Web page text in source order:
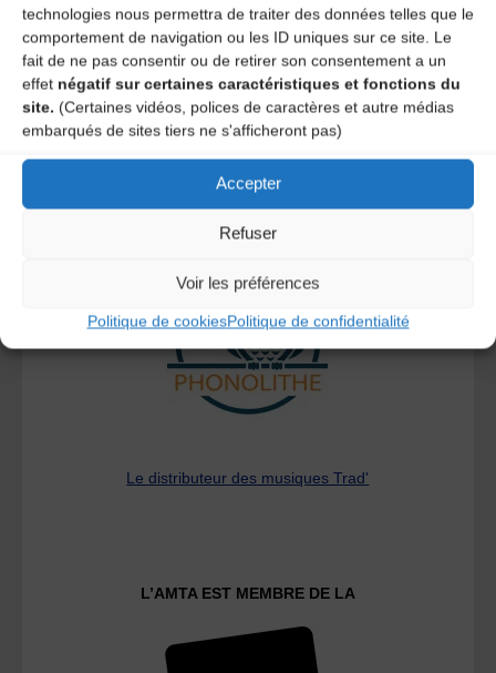
technologies nous permettra de traiter des données telles que le
comportement de navigation ou les ID uniques sur ce site. Le
fait de ne pas consentir ou de retirer son consentement a un
effet négatif sur certaines caractéristiques et fonctions du
site. (Certaines vidéos, polices de caractères et autre médias
embarqués de sites tiers ne s'afficheront pas)
Accepter
Refuser
Voir les préférences
Politique de cookiesPolitique de confidentialité
Ce site utilise Akismet pour réduire les indésirables.En
savoir plus sur la façon dont les données de vos
commentaires sont traitées .
A DECOUVRIR :
Le distributeur des musiques Trad'
L’AMTA EST MEMBRE DE LA